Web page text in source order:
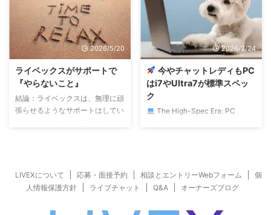
んか？ はじめまして。 東京・新
宿（代々木）と多摩永山でライブ
チャットスタジオを運営している
LIVEXの今井です。 私はこの業界
で18年、多くの女性の門出と成功
業界では最年長。若い方から見れ
ば 「ちょっとこだわりが強い職
人」 ...
械が統計的な応答をしているだ
け。 それは、チャットレディだ
けでなく、チャットレディのサポ
ートに携わる、我々のような立ち
場でも、越えられない違和感があ
ついてのマニュアルを作るとしま
しょう。 AIは、人間が真似でき
ない、精密な使用マニュアルを書
いてくれます。 しかし、ライト
2026/5/20
ライベックスがサポートで
『やらないこと』
結論：ライベックスは、無理に頑
張らせるようなサポートはしてい
と。 もっと頑張れ、も言わな
い。 他人と競うような古い考え
はNG! 長時間ログインを強いるこ
2026/2/24
今やチャットレディもPC
はi7やUltra7が標準スペッ
ク
The High-Spec Era: PC
PCは、CPUがIntel Core i5でじ
ゅうぶんでした。 海外の巨大サ
LIVEXについて 応募・面接予約 相談とエントリーWebフォーム
個
人情報保護方針
ライブチャット Q&A オーナーズブログ